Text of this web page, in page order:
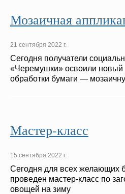
Мозаичная
21 сентября 2022 г.
Сегодня получатели
«Черемушки» освоили новый
обработки бумаги —
Мастер-класс
15 сентября 2022 г.
Сегодня для всех желающих
проведен мастер-класс по
овощей на зиму